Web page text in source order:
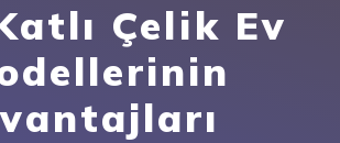
Çelik Ev